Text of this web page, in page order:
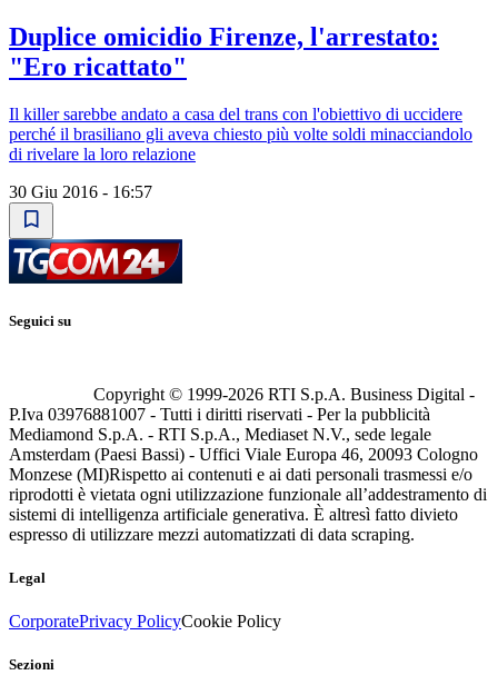
Duplice omicidio Firenze, l'arrestato:
"Ero ricattato"
Il killer sarebbe andato a casa del trans con l'obiettivo di uccidere
perché il brasiliano gli aveva chiesto più volte soldi minacciandolo
di rivelare la loro relazione
30 Giu 2016 - 16:57
Seguici su
Copyright © 1999-2026 RTI S.p.A. Business Digital -
P.Iva 03976881007 - Tutti i diritti riservati - Per la pubblicità
Mediamond S.p.A. - RTI S.p.A., Mediaset N.V., sede legale
Amsterdam (Paesi Bassi) - Uffici Viale Europa 46, 20093 Cologno
Monzese (MI)Rispetto ai contenuti e ai dati personali trasmessi e/o
riprodotti è vietata ogni utilizzazione funzionale all’addestramento di
sistemi di intelligenza artificiale generativa. È altresì fatto divieto
espresso di utilizzare mezzi automatizzati di data scraping.
Legal
CorporatePrivacy PolicyCookie Policy
Sezioni